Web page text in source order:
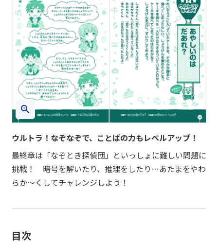
ウルトラ！なぞなぞで、ことばの力もレベルアップ！
最終章は「なぞとき探偵団」といっしょに難しい問題に
挑戦！ 暗号を解いたり、推理をしたり…あたまをやわ
らか～くしてチャレンジしよう！
目次